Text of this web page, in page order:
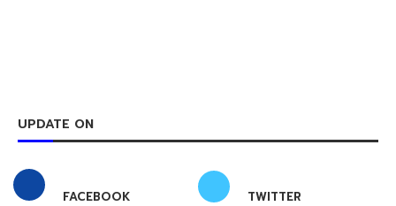
UPDATE ON
FACEBOOK TWITTER